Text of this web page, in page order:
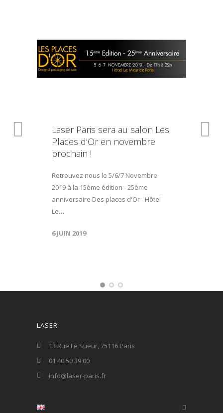
Laser Paris sera au salon Les
Places d’Or en novembre
prochain !
Retrouvez nous le 5/6/7 Novembre
2019 à la 15ème édition - 25ème
anniversaire Des places d'Or - Hôtel
Le…
6 JUIN 2019
LASER
13 Rue Le Sueur, 75116 Paris
01 40 50 39 00
info@laser-paris.fr